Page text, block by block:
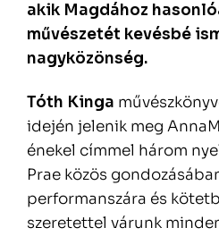
akik Magdához
művészetét kevésbé
nagyközönség.
Tóth Kinga
idején jelenik meg
énekel címmel három
Prae közös
performanszára és
szeretettel várunk